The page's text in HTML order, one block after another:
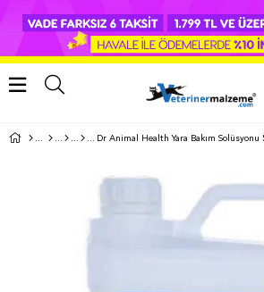
Dr Animal Health Yara Bakım Solüsyonu